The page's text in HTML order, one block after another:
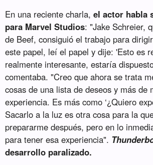
En una reciente charla,el actor habla
para Marvel Studios: "Jake Schreier,
de Beef, consiguió el trabajo para
este papel, leí el papel y dije: 'Esto es
realmente interesante, estaría
comentaba. "Creo que ahora se trata
cosas de una lista de deseos y más de
experiencia. Es más como ‘¿Quiero
Sacarlo a la luz es otra cosa para la
prepararme después, pero en lo
para tener esa experiencia".
desarrollo paralizado.